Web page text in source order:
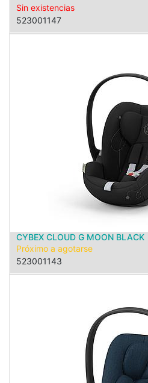
Sin existencias
523001147
CYBEX CLOUD G MOON BLACK
Próximo a agotarse
523001143